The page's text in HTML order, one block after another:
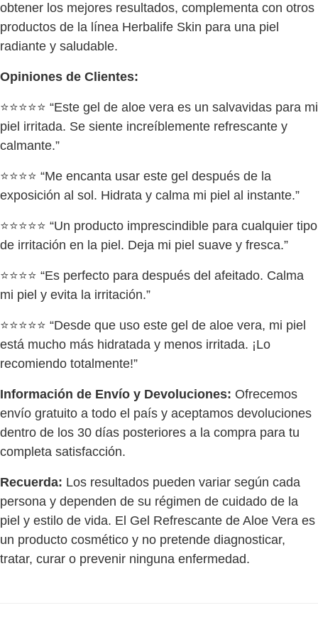
obtener los mejores resultados, complementa con otros
productos de la línea Herbalife Skin para una piel
radiante y saludable.
Opiniones de Clientes:
⭐⭐⭐⭐⭐ “Este gel de aloe vera es un salvavidas para mi
piel irritada. Se siente increíblemente refrescante y
calmante.”
⭐⭐⭐⭐ “Me encanta usar este gel después de la
exposición al sol. Hidrata y calma mi piel al instante.”
⭐⭐⭐⭐⭐ “Un producto imprescindible para cualquier tipo
de irritación en la piel. Deja mi piel suave y fresca.”
⭐⭐⭐⭐ “Es perfecto para después del afeitado. Calma
mi piel y evita la irritación.”
⭐⭐⭐⭐⭐ “Desde que uso este gel de aloe vera, mi piel
está mucho más hidratada y menos irritada. ¡Lo
recomiendo totalmente!”
Información de Envío y Devoluciones: Ofrecemos
envío gratuito a todo el país y aceptamos devoluciones
dentro de los 30 días posteriores a la compra para tu
completa satisfacción.
Recuerda: Los resultados pueden variar según cada
persona y dependen de su régimen de cuidado de la
piel y estilo de vida. El Gel Refrescante de Aloe Vera es
un producto cosmético y no pretende diagnosticar,
tratar, curar o prevenir ninguna enfermedad.